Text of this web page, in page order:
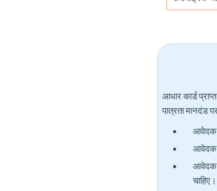
आधार कार्ड
पात्रता मानदंड
आवेदक
आवेदक
आवेदक
चाहिए।